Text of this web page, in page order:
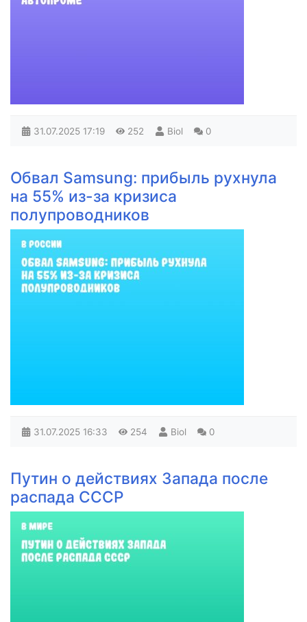
31.07.2025 17:19 252 Biol 0
Обвал Samsung: прибыль рухнула
на 55% из-за кризиса
полупроводников
31.07.2025 16:33 254 Biol 0
Путин о действиях Запада после
распада СССР